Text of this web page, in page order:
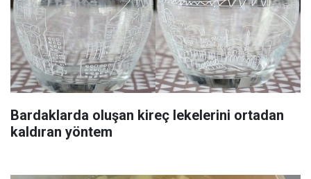
Bardaklarda oluşan kireç lekelerini ortadan
kaldıran yöntem